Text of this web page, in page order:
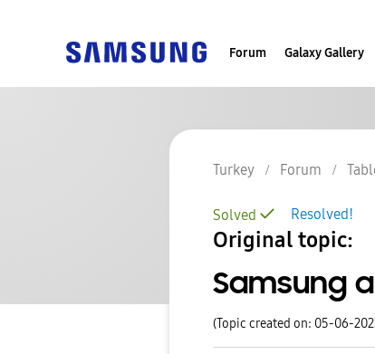
Forum Galaxy Gallery
Turkey Forum
Resolved!
Solved
Original topic:
Samsung
(Topic created on: 05-06-